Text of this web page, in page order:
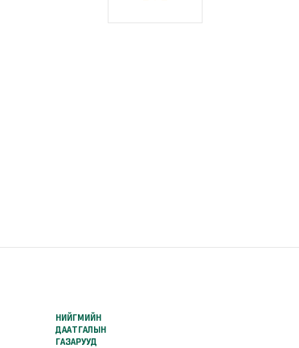
НИЙГМИЙН
ДААТГАЛЫН
ГАЗАРУУД